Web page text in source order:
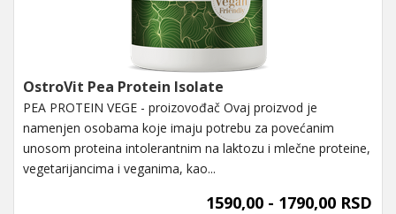
OstroVit Pea Protein Isolate
PEA PROTEIN VEGE - proizovođač Ovaj proizvod je
namenjen osobama koje imaju potrebu za povećanim
unosom proteina intolerantnim na laktozu i mlečne proteine,
vegetarijancima i veganima, kao...
1590,00 - 1790,00 RSD